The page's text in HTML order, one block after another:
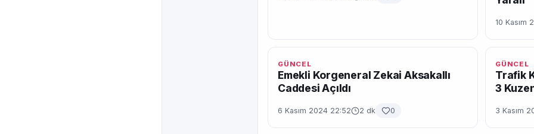
10 Kasım
GÜNCEL
Emekli Korgeneral Zekai Aksakallı
Caddesi Açıldı
6 Kasım 2024 22:52 2 dk 0
GÜNCEL
Trafik
3
3 Kasım